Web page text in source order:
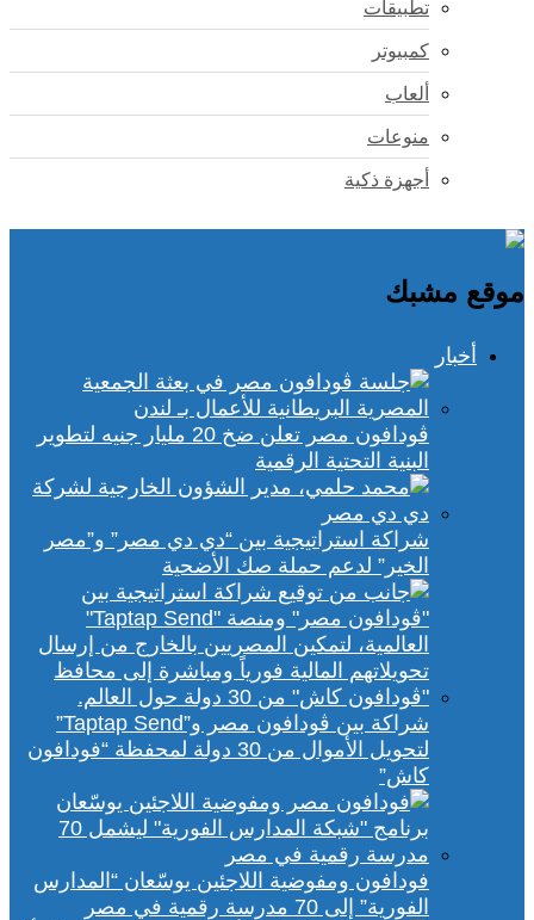
تطبيقات
كمبيوتر
ألعاب
منوعات
أجهزة ذكية
موقع مشبك
أخبار
ڤودافون مصر تعلن ضخ 20 مليار جنيه لتطوير
البنية التحتية الرقمية
شراكة استراتيجية بين “دي دي مصر” و”مصر
الخير” لدعم حملة صك الأضحية
شراكة بين ڤودافون مصر و”Taptap Send”
لتحويل الأموال من 30 دولة لمحفظة “فودافون
كاش”
فودافون ومفوضية اللاجئين يوسّعان “المدارس
الفورية” إلى 70 مدرسة رقمية في مصر